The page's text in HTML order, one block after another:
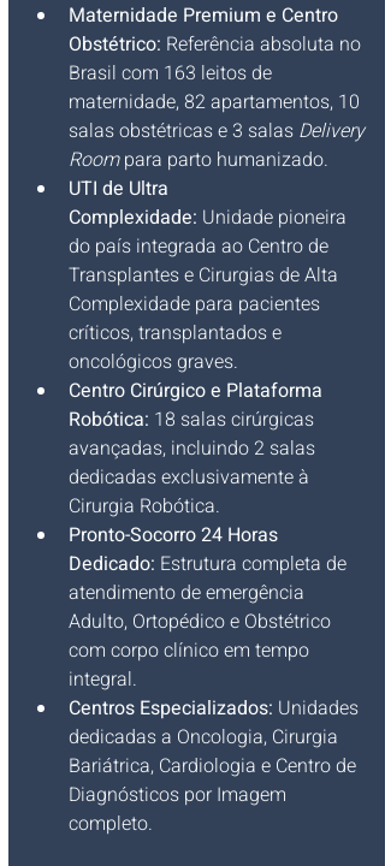
Maternidade Premium e Centro
Obstétrico: Referência absoluta no
Brasil com 163 leitos de
maternidade, 82 apartamentos, 10
salas obstétricas e 3 salas Delivery
Room para parto humanizado.
UTI de Ultra
Complexidade: Unidade pioneira
do país integrada ao Centro de
Transplantes e Cirurgias de Alta
Complexidade para pacientes
críticos, transplantados e
oncológicos graves.
Centro Cirúrgico e Plataforma
Robótica: 18 salas cirúrgicas
avançadas, incluindo 2 salas
dedicadas exclusivamente à
Cirurgia Robótica.
Pronto-Socorro 24 Horas
Dedicado: Estrutura completa de
atendimento de emergência
Adulto, Ortopédico e Obstétrico
com corpo clínico em tempo
integral.
Centros Especializados: Unidades
dedicadas a Oncologia, Cirurgia
Bariátrica, Cardiologia e Centro de
Diagnósticos por Imagem
completo.